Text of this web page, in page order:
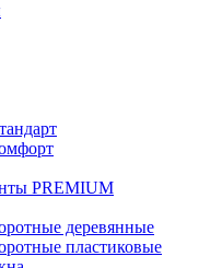
PREMIUM
деревянные
пластиковые